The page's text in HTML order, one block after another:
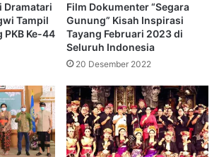
Dramatari
Tampil
PKB Ke-44
Film Dokumenter “Segara
Gunung” Kisah Inspirasi
Tayang Februari 2023 di
Seluruh Indonesia
20 Desember 2022